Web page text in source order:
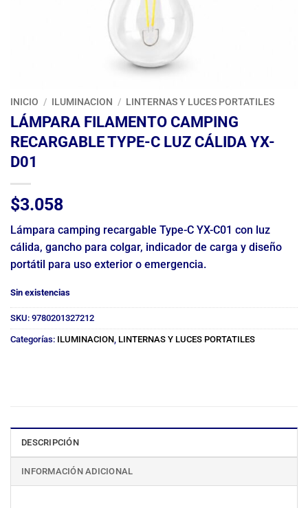
INICIO / ILUMINACION / LINTERNAS Y LUCES PORTATILES
LÁMPARA FILAMENTO CAMPING
RECARGABLE TYPE-C LUZ CÁLIDA YX-
D01
$3.058
Lámpara camping recargable Type-C YX-C01 con luz
cálida, gancho para colgar, indicador de carga y diseño
portátil para uso exterior o emergencia.
Sin existencias
SKU: 9780201327212
Categorías: ILUMINACION LINTERNAS Y LUCES PORTATILES
DESCRIPCIÓN
INFORMACIÓN ADICIONAL